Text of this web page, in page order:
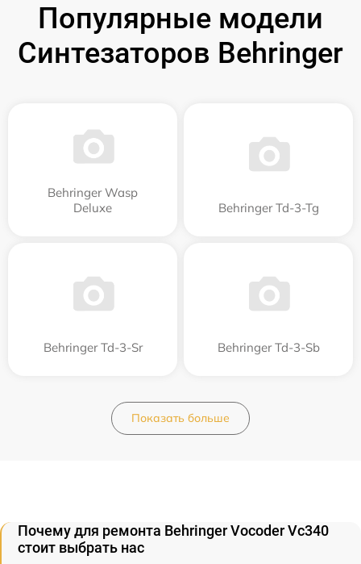
Популярные модели
Синтезаторов Behringer
Behringer Wasp
Deluxe
Behringer Td-3-Tg
Behringer Td-3-Sr Behringer Td-3-Sb
Показать больше
Почему для ремонта Behringer Vocoder Vc340
стоит выбрать нас